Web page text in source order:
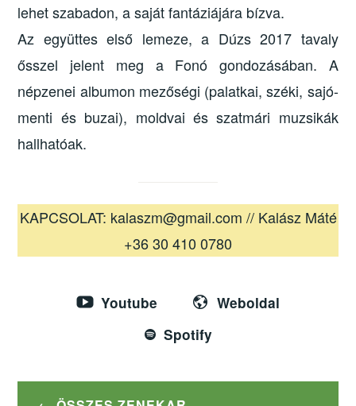
lehet szabadon, a saját fantáziájára bízva.
Az együttes első lemeze, a Dúzs 2017 tavaly
ősszel jelent meg a Fonó gondozásában. A
népzenei albumon mezőségi (palatkai, széki, sajó-
menti és buzai), moldvai és szatmári muzsikák
hallhatóak.
KAPCSOLAT: kalaszm@gmail.com // Kalász Máté
+36 30 410 0780
Youtube
Weboldal
Spotify